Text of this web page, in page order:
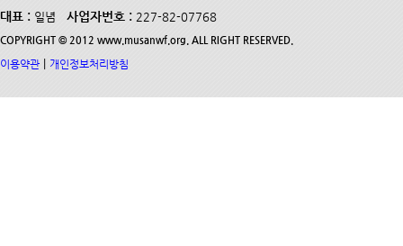
대표 : 일념 사업자번호 : 227-82-07768
COPYRIGHT © 2012 www.musanwf.org. ALL RIGHT RESERVED.
이용약관 개인정보처리방침